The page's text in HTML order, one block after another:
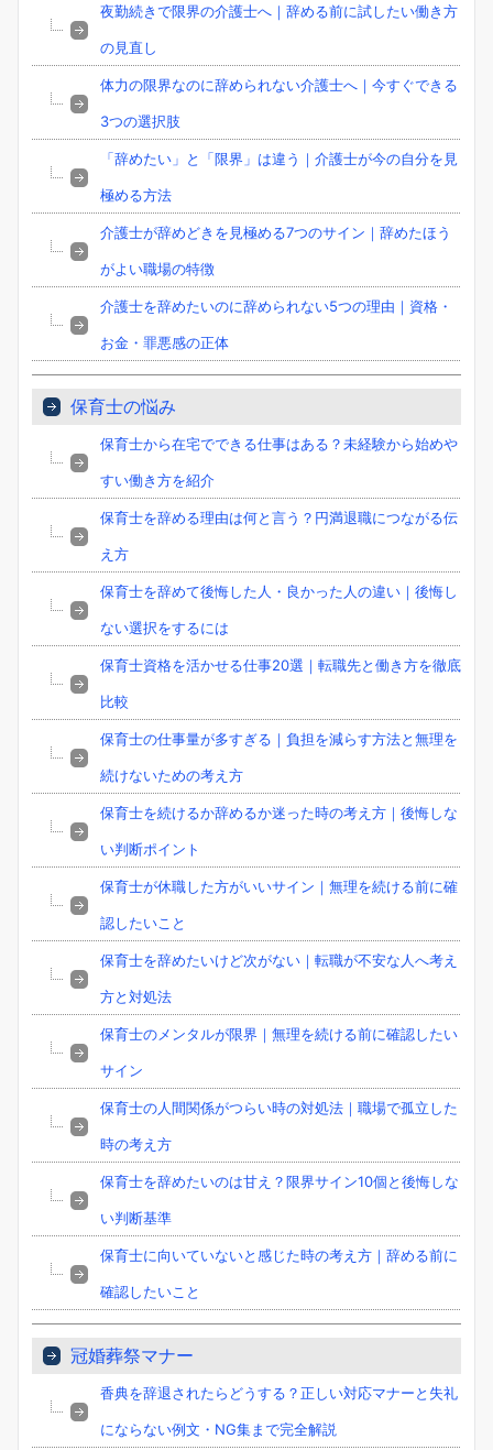
夜勤続きで限界の介護士へ｜辞める前に試したい働き方
の見直し
体力の限界なのに辞められない介護士へ｜今すぐできる
3つの選択肢
「辞めたい」と「限界」は違う｜介護士が今の自分を見
極める方法
介護士が辞めどきを見極める7つのサイン｜辞めたほう
がよい職場の特徴
介護士を辞めたいのに辞められない5つの理由｜資格・
お金・罪悪感の正体
保育士の悩み
保育士から在宅でできる仕事はある？未経験から始めや
すい働き方を紹介
保育士を辞める理由は何と言う？円満退職につながる伝
え方
保育士を辞めて後悔した人・良かった人の違い｜後悔し
ない選択をするには
保育士資格を活かせる仕事20選｜転職先と働き方を徹底
比較
保育士の仕事量が多すぎる｜負担を減らす方法と無理を
続けないための考え方
保育士を続けるか辞めるか迷った時の考え方｜後悔しな
い判断ポイント
保育士が休職した方がいいサイン｜無理を続ける前に確
認したいこと
保育士を辞めたいけど次がない｜転職が不安な人へ考え
方と対処法
保育士のメンタルが限界｜無理を続ける前に確認したい
サイン
保育士の人間関係がつらい時の対処法｜職場で孤立した
時の考え方
保育士を辞めたいのは甘え？限界サイン10個と後悔しな
い判断基準
保育士に向いていないと感じた時の考え方｜辞める前に
確認したいこと
冠婚葬祭マナー
香典を辞退されたらどうする？正しい対応マナーと失礼
にならない例文・NG集まで完全解説